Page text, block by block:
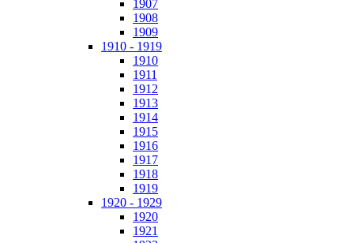
1907
1908
1909
1910 - 1919
1910
1911
1912
1913
1914
1915
1916
1917
1918
1919
1920 - 1929
1920
1921